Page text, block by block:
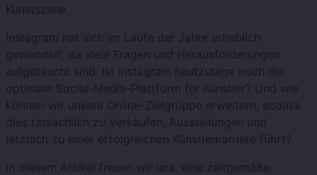
Kunstszene.
Instagram hat sich im Laufe der Jahre erheblich
gewandelt, da viele Fragen und Herausforderungen
aufgetaucht sind. Ist Instagram heutzutage noch die
optimale Social-Media-Plattform für Künstler? Und wie
können wir unsere Online-Zielgruppe erweitern, sodass
dies tatsächlich zu Verkäufen, Ausstellungen und
letztlich zu einer erfolgreichen Künstlerkarriere führt?
In diesem Artikel freuen wir uns, eine zeitgemäße